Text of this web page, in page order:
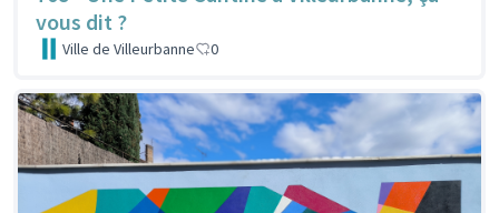
vous dit ?
Ville de Villeurbanne 0